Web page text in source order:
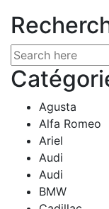
Agusta
Alfa Romeo
Ariel
Audi
Audi
BMW